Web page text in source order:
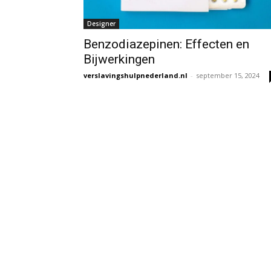
Designer
Benzodiazepinen: Effecten en
Bijwerkingen
verslavingshulpnederland.nl - september 15, 2024